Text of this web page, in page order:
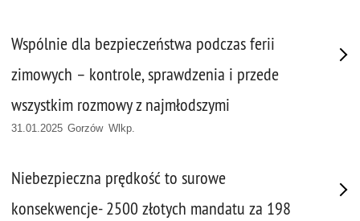
Wspólnie dla bezpieczeństwa podczas ferii
zimowych – kontrole, sprawdzenia i przede
wszystkim rozmowy z najmłodszymi
31.01.2025 Gorzów Wlkp.
Niebezpieczna prędkość to surowe
konsekwencje- 2500 złotych mandatu za 198